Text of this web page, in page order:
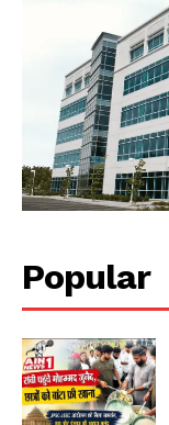
Popular